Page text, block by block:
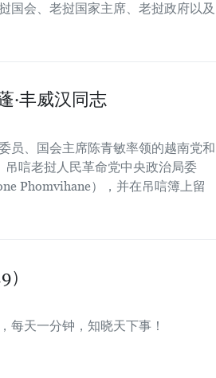
国会、老挝国家主席、老挝政府以及
·丰威汉同志
员、国会主席陈青敏率领的越南党和
唁老挝人民革命党中央政治局委
Phomvihane），并在吊唁簿上留
每天一分钟，知晓天下事！